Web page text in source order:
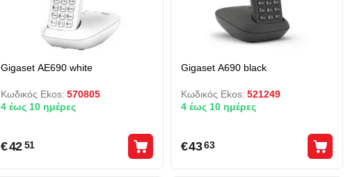
Gigaset AE690 white
Κωδικός Ekos: 570805
4 έως 10 ημέρες
€42 51
Gigaset A690 black
Κωδικός Ekos: 521249
4 έως 10 ημέρες
€43 63